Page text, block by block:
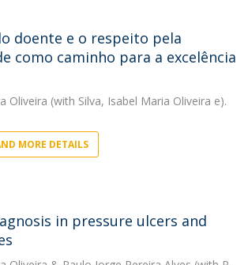
doente e o respeito pela
como caminho para a excelência
Oliveira (with Silva, Isabel Maria Oliveira e).
MORE DETAILS
in pressure ulcers and